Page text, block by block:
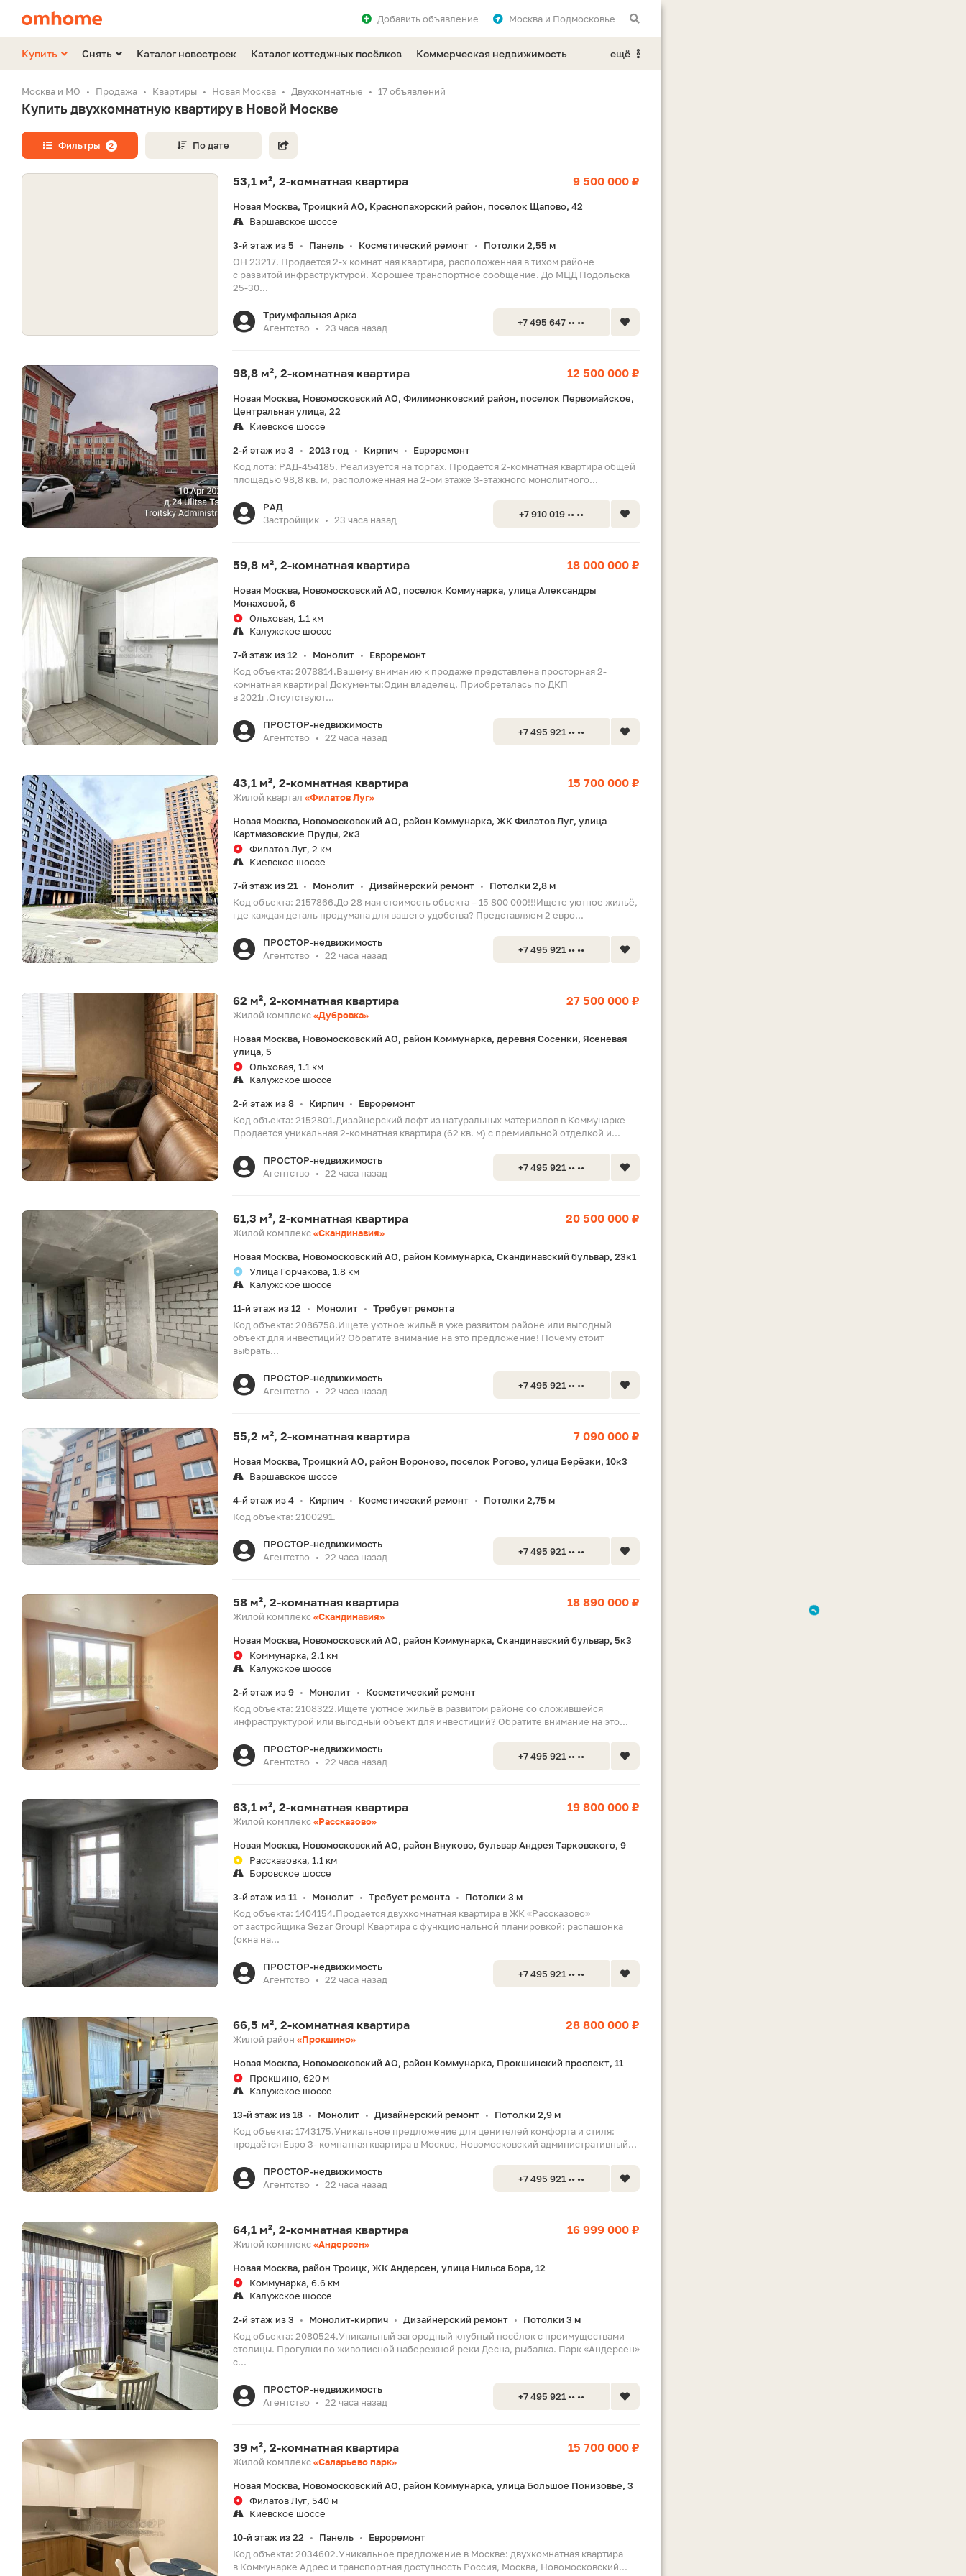
Москва и Подмосковье
Добавитьобъявление
Купить Снять Каталог новостроек Каталог коттеджных посёлков Коммерческая недвижимость ещё
Москва и МО Продажа Квартиры Новая Москва Двухкомнатные 17 объявлений
Купить двухкомнатную квартиру в Новой Москве
Фильтры 2 По дате
53,1 м², 2-комнатная квартира 9 500 000 ₽
Новая Москва, Троицкий АО, Краснопахорский район, поселок Щапово, 42
Варшавское шоссе
3-й этаж из 5 • Панель • Косметический ремонт •
Потолки 2,55 м
ОН 23217. Продается 2-х комнат ная квартира, расположенная в тихом районе
с развитой инфраструктурой. Хорошее транспортное сообщение. До МЦД Подольска
25-30...
Триумфальная Арка
Агентство
• 23 часа назад +7 495 647 •• ••
98,8 м², 2-комнатная квартира 12 500 000 ₽
Новая Москва, Новомосковский АО, Филимонковский район, поселок Первомайское,
Центральная улица, 22
Киевское шоссе
2-й этаж из 3 • 2013 год • Кирпич •
Евроремонт
Код лота: РАД-454185. Реализуется на торгах. Продается 2-комнатная квартира общей
площадью 98,8 кв. м, расположенная на 2-ом этаже 3-этажного монолитного...
РАД
Застройщик • 23 часа назад +7 910 019 •• ••
59,8 м², 2-комнатная квартира 18 000 000 ₽
Новая Москва, Новомосковский АО, поселок Коммунарка, улица Александры
Монаховой, 6
Ольховая, 1.1 км
Калужское шоссе
7-й этаж из 12 • Монолит •
Евроремонт
Код объекта: 2078814.Вашему вниманию к продаже представлена просторная 2-
комнатная квартира! Документы:Один владелец. Приобреталась по ДКП
в 2021г.Отсутствуют...
ПРОСТОР-недвижимость
Агентство
• 22 часа назад +7 495 921 •• ••
43,1 м², 2-комнатная квартира 15 700 000 ₽
Жилой квартал «Филатов Луг»
Новая Москва, Новомосковский АО, район Коммунарка, ЖК Филатов Луг, улица
Картмазовские Пруды, 2к3
Филатов Луг, 2 км
Киевское шоссе
7-й этаж из 21 • Монолит • Дизайнерский ремонт •
Потолки 2,8 м
Код объекта: 2157866.До 28 мая стоимость обьекта – 15 800 000!!!Ищете уютное жильё,
где каждая деталь продумана для вашего удобства? Представляем 2 евро...
ПРОСТОР-недвижимость
Агентство
• 22 часа назад +7 495 921 •• ••
62 м², 2-комнатная квартира 27 500 000 ₽
Жилой комплекс«Дубровка»
Новая Москва, Новомосковский АО, район Коммунарка, деревня Сосенки, Ясеневая
улица, 5
Ольховая, 1.1 км
Калужское шоссе
2-й этаж из 8 • Кирпич •
Евроремонт
Код объекта: 2152801.Дизайнерский лофт из натуральных материалов в Коммунарке
Продается уникальная 2-комнатная квартира (62 кв. м) с премиальной отделкой и...
ПРОСТОР-недвижимость
Агентство
• 22 часа назад +7 495 921 •• ••
61,3 м², 2-комнатная квартира 20 500 000 ₽
Жилой комплекс«Скандинавия»
Новая Москва, Новомосковский АО, район Коммунарка, Скандинавский бульвар, 23к1
Улица Горчакова, 1.8 км
Калужское шоссе
11-й этаж из 12 • Монолит • Требует ремонта
Код объекта: 2086758.Ищете уютное жильё в уже развитом районе или выгодный
объект для инвестиций? Обратите внимание на это предложение! Почему стоит
выбрать...
ПРОСТОР-недвижимость
Агентство
• 22 часа назад +7 495 921 •• ••
55,2 м², 2-комнатная квартира 7 090 000 ₽
Новая Москва, Троицкий АО, район Вороново, поселок Рогово, улица Берёзки, 10к3
Варшавское шоссе
4-й этаж из 4 • Кирпич • Косметический ремонт •
Потолки 2,75 м
Код объекта: 2100291.
ПРОСТОР-недвижимость
Агентство
• 22 часа назад +7 495 921 •• ••
58 м², 2-комнатная квартира 18 890 000 ₽
Жилой комплекс«Скандинавия»
Новая Москва, Новомосковский АО, район Коммунарка, Скандинавский бульвар, 5к3
Коммунарка, 2.1 км
Калужское шоссе
2-й этаж из 9 • Монолит •
Косметический ремонт
Код объекта: 2108322.Ищете уютное жильё в развитом районе со сложившейся
инфраструктурой или выгодный объект для инвестиций? Обратите внимание на это...
ПРОСТОР-недвижимость
Агентство
• 22 часа назад +7 495 921 •• ••
63,1 м², 2-комнатная квартира 19 800 000 ₽
Жилой комплекс«Рассказово»
Новая Москва, Новомосковский АО, район Внуково, бульвар Андрея Тарковского, 9
Рассказовка, 1.1 км
Боровское шоссе
3-й этаж из 11 • Монолит • Требует ремонта •
Потолки 3 м
Код объекта: 1404154.Продается двухкомнатная квартира в ЖК «Рассказово»
от застройщика Sezar Group! Квартира с функциональной планировкой: распашонка
(окна на...
ПРОСТОР-недвижимость
Агентство
• 22 часа назад +7 495 921 •• ••
66,5 м², 2-комнатная квартира 28 800 000 ₽
Жилой район «Прокшино»
Новая Москва, Новомосковский АО, район Коммунарка, Прокшинский проспект, 11
Прокшино, 620 м
Калужское шоссе
13-й этаж из 18 • Монолит • Дизайнерский ремонт •
Потолки 2,9 м
Код объекта: 1743175.Уникальное предложение для ценителей комфорта и стиля:
продаётся Евро 3- комнатная квартира в Москве, Новомосковский административный...
ПРОСТОР-недвижимость
Агентство
• 22 часа назад +7 495 921 •• ••
64,1 м², 2-комнатная квартира 16 999 000 ₽
Жилой комплекс«Андерсен»
Новая Москва, район Троицк, ЖК Андерсен, улица Нильса Бора, 12
Коммунарка, 6.6 км
Калужское шоссе
2-й этаж из 3 • Монолит-кирпич • Дизайнерский ремонт •
Потолки 3 м
Код объекта: 2080524.Уникальный загородный клубный посёлок с преимуществами
столицы. Прогулки по живописной набережной реки Десна, рыбалка. Парк «Андерсен»
с...
ПРОСТОР-недвижимость
Агентство
• 22 часа назад +7 495 921 •• ••
39 м², 2-комнатная квартира 15 700 000 ₽
Жилой комплекс«Саларьево парк»
Новая Москва, Новомосковский АО, район Коммунарка, улица Большое Понизовье, 3
Филатов Луг, 540 м
Киевское шоссе
10-й этаж из 22 • Панель •
Евроремонт
Код объекта: 2034602.Уникальное предложение в Москве: двухкомнатная квартира
в Коммунарке Адрес и транспортная доступность Россия, Москва, Новомосковский...